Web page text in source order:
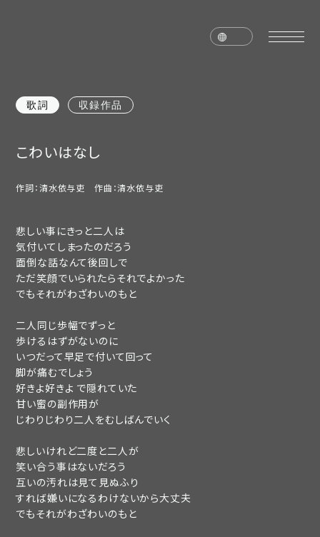
disc
video
新規会員登録
歌詞 収録作品
こわいはなし
作詞：清水依与吏 作曲：清水依与吏
悲しい事にきっと二人は
気付いてしまったのだろう
面倒な話なんて後回しで
ただ笑顔でいられたらそれでよかった
でもそれがわざわいのもと
二人同じ歩幅でずっと
歩けるはずがないのに
いつだって早足で付いて回って
脚が痛むでしょう
好きよ好きよ で隠れていた
甘い蜜の副作用が
じわりじわり二人をむしばんでいく
悲しいけれど二度と二人が
笑い合う事はないだろう
互いの汚れは見て見ぬふり
すれば嫌いになるわけないから大丈夫
でもそれがわざわいのもと